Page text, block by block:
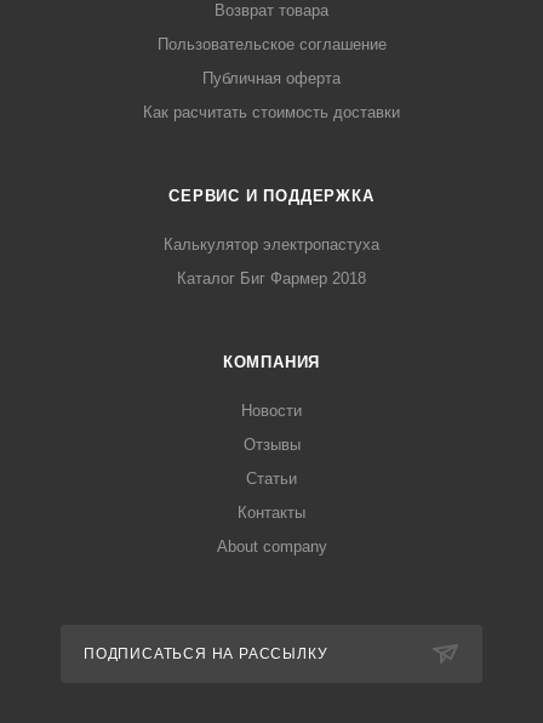
Возврат товара
Пользовательское соглашение
Публичная оферта
Как расчитать стоимость доставки
СЕРВИС И ПОДДЕРЖКА
Калькулятор электропастуха
Каталог Биг Фармер 2018
КОМПАНИЯ
Новости
Отзывы
Статьи
Контакты
About company
ПОДПИСАТЬСЯ НА РАССЫЛКУ